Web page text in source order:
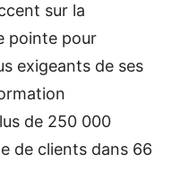
sur la
pointe pour
exigeants de ses
de 250 000
de clients dans 66